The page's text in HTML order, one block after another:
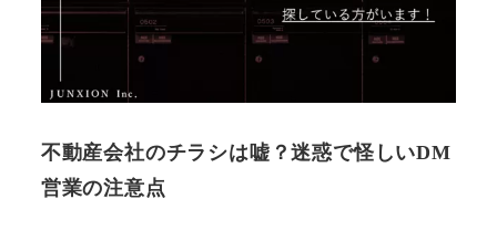
不動産会社のチラシは嘘？迷惑で怪しいDM
営業の注意点